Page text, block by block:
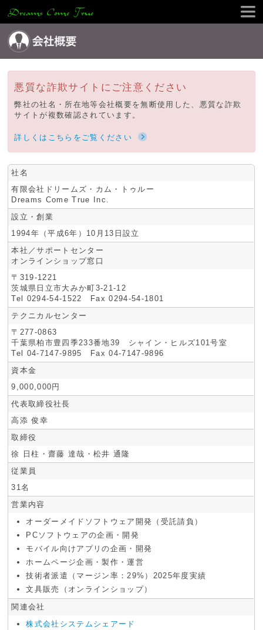
ホーム
会社概要
プライバシーポリシー
お問い合わせ
受託開発
WEB制作/ショップ運営
悪質な詐欺サイトにご注意ください
弊社の社名・所在地等会社概要を無断使用した、悪質な詐欺
サイトが複数確認されています。
詳しくはこちらをご覧ください
社名
有限会社ドリームズ・カム・トゥルー
Dreams Come True Inc.
設立・創業
1994年（平成6年）10月13日設立
本社／サポートセンター
オンラインショップ窓口
〒319-1221
茨城県日立市大みか町3-21-12
Tel 0294-54-1522 Fax 0294-54-1801
テクニカルセンター
〒277-0863
千葉県柏市豊四季233番地39 シャイン・ヒルズ101号室
Tel 04-7147-9895 Fax 04-7147-9896
資本金
9,000,000円
代表取締役社長
高添 俊幸
取締役
徐 日柱・齋藤 達哉・松井 通隆
従業員
31名
営業内容
オーダーメイドソフトウェア開発（受託請負）
PCソフトウェアの企画・開発
モバイル向けアプリの企画・開発
ホームページ企画・製作・運営
技術者派遣（マージン率：29%）2025年度実績
文具販売（オンラインショップ）
関連会社
株式会社システムシェアード